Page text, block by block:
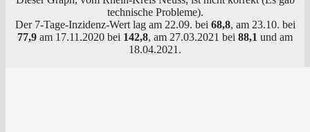
tech­ni­sche Probleme).
Der 7‑Ta­ge-Inzi­denz-Wert lag am 22.09. bei 68,8, am 23.10. bei
77,9 am 17.11.2020 bei 142,8, am 27.03.2021 bei 88,1 und am
18.04.2021.